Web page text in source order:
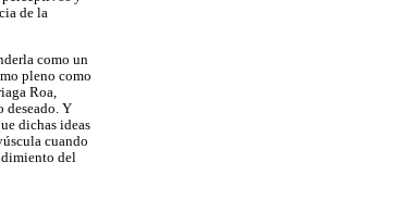
de la
como un
pleno como
Roa,
deseado. Y
dichas ideas
cuando
del